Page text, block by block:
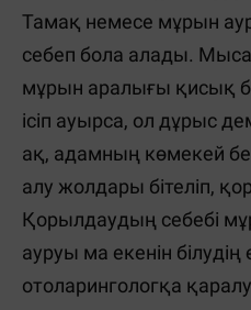
Тамақ немесе мұрын
себеп бола алады.
мұрын аралығы қисық
ісіп ауырса, ол дұрыс
ақ, адамның көмекей
алу жолдары бітеліп,
Қорылдаудың себебі
ауруы ма екенін
отоларингологқа